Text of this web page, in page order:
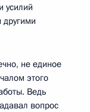
усилий
не единое
этого
Ведь
вопрос